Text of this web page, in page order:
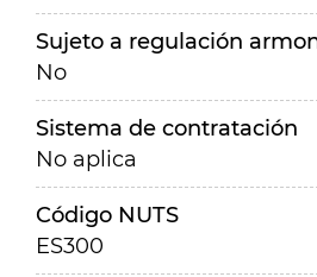
Sujeto a regulación
No
Sistema de contratación
No aplica
Código NUTS
ES300